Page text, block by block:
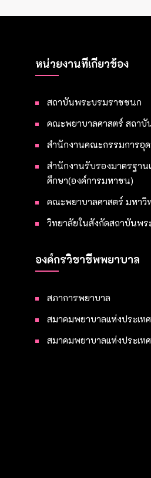
หน่วยงานที่เกี่ยวข้อง
สถาบันพระบรมราชชนก
คณะพยาบาลศาสตร์ สถา
สำนักงานคณะกรรมการอุ
สำนักงานรับรองมาตรฐา
ศึกษา(องค์การมหาชน)
คณะพยาบาลศาสตร์ มหาวิ
วิทยาลัยในสังกัดสถาบันพ
องค์กรวิชาชีพพยาบาล
สภาการพยาบาล
สมาคมพยาบาลแห่งประเท
สมาคมพยาบาลแห่งประเท